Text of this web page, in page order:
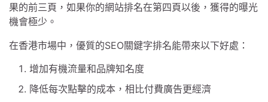
果的前三頁，如果你的網站排名在第四頁以後，獲得的曝光
機會極少。
在香港市場中，優質的SEO關鍵字排名能帶來以下好處：
增加有機流量和品牌知名度
降低每次點擊的成本，相比付費廣告更經濟